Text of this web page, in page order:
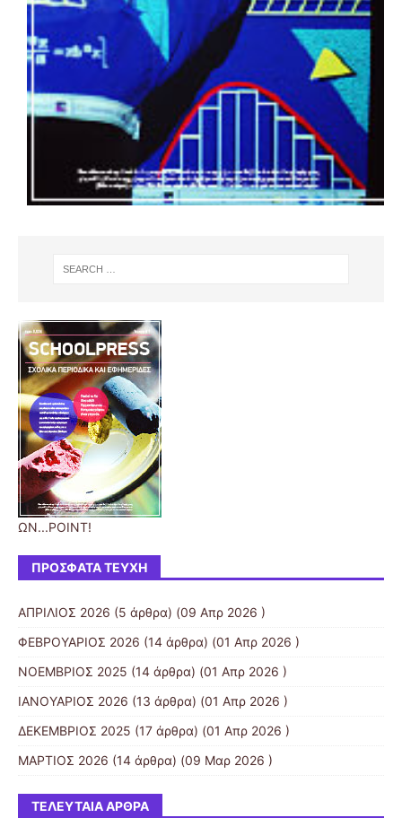
ΩΝ...POINT!
ΠΡΌΣΦΑΤΑ ΤΕΎΧΗ
AΠΡΙΛΙΟΣ 2026 (5 άρθρα) (09 Απρ 2026 )
ΦΕΒΡΟΥΑΡΙΟΣ 2026 (14 άρθρα) (01 Απρ 2026 )
ΝΟΕΜΒΡΙΟΣ 2025 (14 άρθρα) (01 Απρ 2026 )
ΙΑΝΟΥΑΡΙΟΣ 2026 (13 άρθρα) (01 Απρ 2026 )
ΔΕΚΕΜΒΡΙΟΣ 2025 (17 άρθρα) (01 Απρ 2026 )
ΜΑΡΤΙΟΣ 2026 (14 άρθρα) (09 Μαρ 2026 )
ΤΕΛΕΥΤΑΊΑ ΆΡΘΡΑ